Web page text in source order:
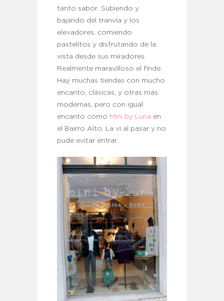
tanto sabor. Subiendo y
bajando del tranvía y los
elevadores, comiendo
pastelitos y disfrutando de la
vista desde sus miradores.
Realmente maravilloso el finde.
Hay muchas tiendas con mucho
encanto, clásicas, y otras más
modernas, pero con igual
encanto como Mini by Luna en
el Bairro Alto. La vi al pasar y no
pude evitar entrar.